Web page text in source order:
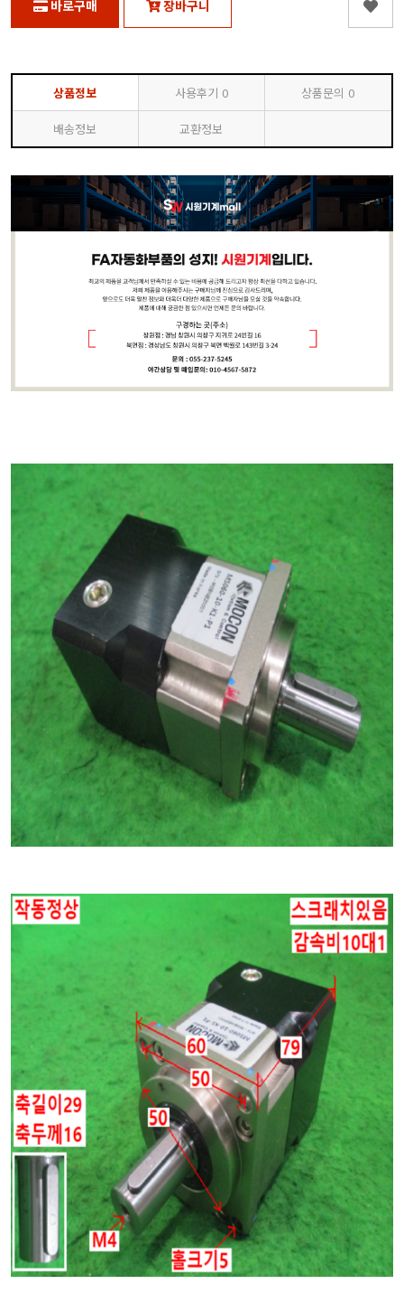
바로구매 장바구니
상품정보 사용후기 0 상품문의 0
배송정보 교환정보